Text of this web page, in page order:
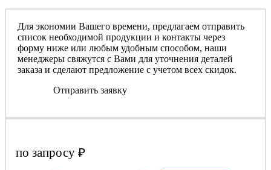
Для экономии Вашего времени, предлагаем отправить
список необходимой продукции и контакты через
форму ниже или любым удобным способом, наши
менеджеры свяжутся с Вами для уточнения деталей
заказа и сделают предложение с учетом всех скидок.
Отправить заявку
по запросу ₽